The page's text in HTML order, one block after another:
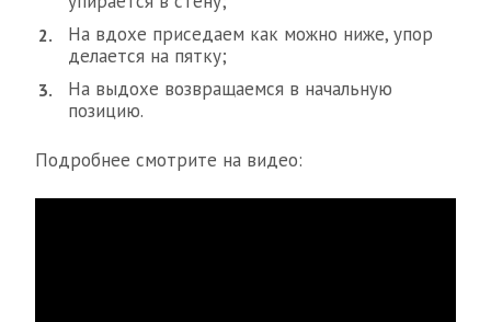
На вдохе приседаем как можно ниже, упор
делается на пятку;
На выдохе возвращаемся в начальную
позицию.
Подробнее смотрите на видео: